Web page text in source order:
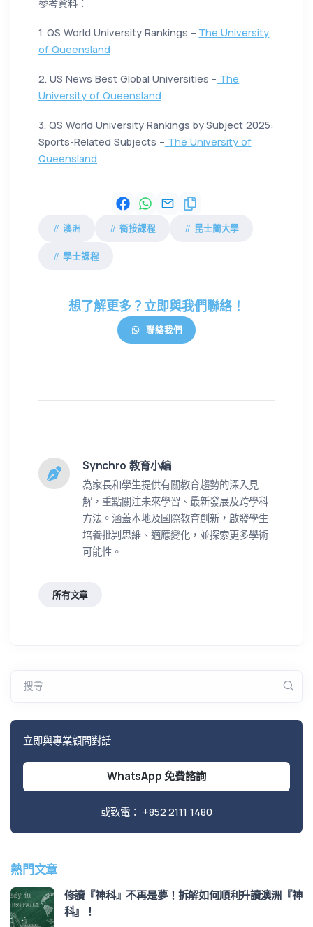
參考資料：
1. QS World University Rankings – The University
of Queensland
2. US News Best Global Universities – The
University of Queensland
3. QS World University Rankings by Subject 2025:
Sports-Related Subjects – The University of
Queensland
澳洲 銜接課程 昆士蘭大學
學士課程
想了解更多？立即與我們聯絡！
聯絡我們
Synchro 教育小編
為家長和學生提供有關教育趨勢的深入見
解，重點關注未來學習、最新發展及跨學科
方法。涵蓋本地及國際教育創新，啟發學生
培養批判思維、適應變化，並探索更多學術
可能性。
所有文章
搜尋
立即與專業顧問對話
WhatsApp 免費諮詢
或致電： +852 2111 1480
熱門文章
修讀『神科』不再是夢！拆解如何順利升讀澳洲『神
科』！